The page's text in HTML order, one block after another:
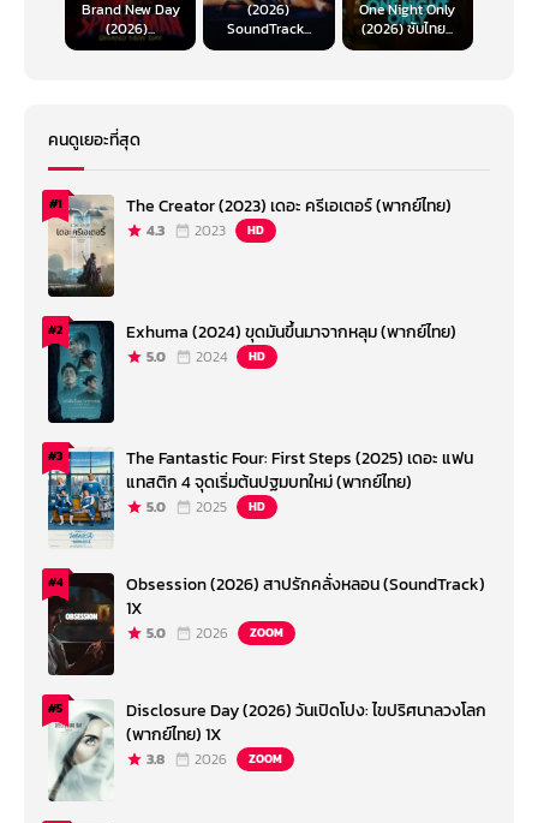
Brand New Day
(2026)...
(2026)
SoundTrack...
One Night Only
(2026) ซับไทย...
คนดูเยอะที่สุด
#1 The Creator (2023) เดอะ ครีเอเตอร์ (พากย์ไทย)
4.3 2023 HD
#2 Exhuma (2024) ขุดมันขึ้นมาจากหลุม (พากย์ไทย)
5.0 2024 HD
#3
The Fantastic Four: First Steps (2025) เดอะ แฟน
แทสติก 4 จุดเริ่มต้นปฐมบทใหม่ (พากย์ไทย)
5.0 2025 HD
#4
Obsession (2026) สาปรักคลั่งหลอน (SoundTrack)
1X
5.0 2026 ZOOM
#5
Disclosure Day (2026) วันเปิดโปง: ไขปริศนาลวงโลก
(พากย์ไทย) 1X
3.8 2026 ZOOM